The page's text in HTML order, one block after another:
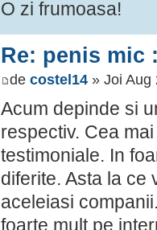
O zi frumoasa!
Re: penis mic
de costel14 » Joi Aug
Acum depinde si
respectiv. Cea
testimoniale. In
diferite. Asta la ce
aceleiasi
foarte mult pe